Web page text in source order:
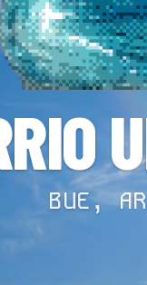
BUE,